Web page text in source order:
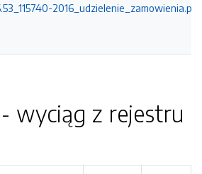
2016_udzielenie_zamowienia.pdf
wyciąg z rejestru